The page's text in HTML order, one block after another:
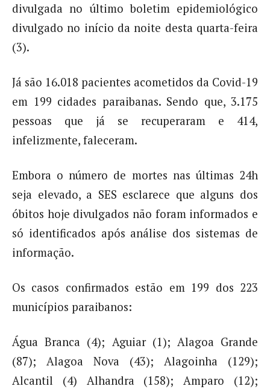
divulgada no último boletim epidemiológico
divulgado no início da noite desta quarta-feira
(3).
Já são 16.018 pacientes acometidos da Covid-19
em 199 cidades paraibanas. Sendo que, 3.175
pessoas que já se recuperaram e 414,
infelizmente, faleceram.
Embora o número de mortes nas últimas 24h
seja elevado, a SES esclarece que alguns dos
óbitos hoje divulgados não foram informados e
só identificados após análise dos sistemas de
informação.
Os casos confirmados estão em 199 dos 223
municípios paraibanos:
Água Branca (4); Aguiar (1); Alagoa Grande
(87); Alagoa Nova (43); Alagoinha (129);
Alcantil (4) Alhandra (158); Amparo (12);